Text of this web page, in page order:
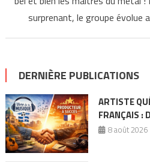
surprenant, le groupe évolue
DERNIÈRE PUBLICATIONS
ARTISTE
FRANÇAIS :
8 août 2026